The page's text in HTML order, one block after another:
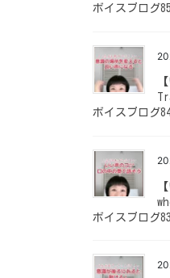
ボイスブログ85
ボイスブログ
ボイスブログ83